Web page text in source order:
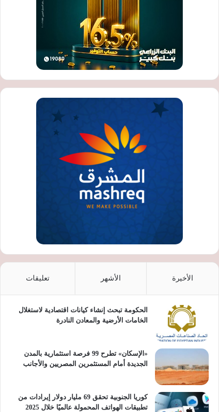
الأخيرة الأشهر تعليقات
الحكومة تبحث إنشاء كيانات اقتصادية لاستغلال
الخامات الأرضية والمعادن النادرة
«الإسكان» تطرح 99 فرصة استثمارية بالمدن
الجديدة أمام المستثمرين المصريين والأجانب
كوريا الجنوبية تحقق 69 مليار دولار إيرادات من
تطبيقات الهواتف المحمولة عالميًا خلال 2025